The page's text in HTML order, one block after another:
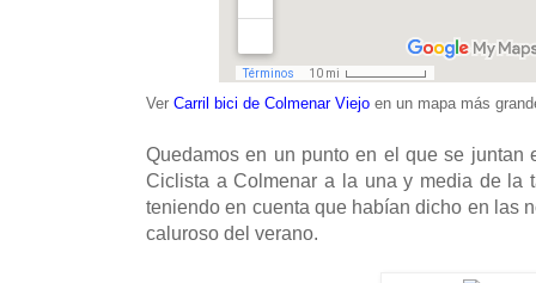
Ver Carril bici de Colmenar Viejo en un mapa más
Quedamos en un punto en el que se
Ciclista a Colmenar a la una y media de la
teniendo en cuenta que habían dicho en las
caluroso del verano.